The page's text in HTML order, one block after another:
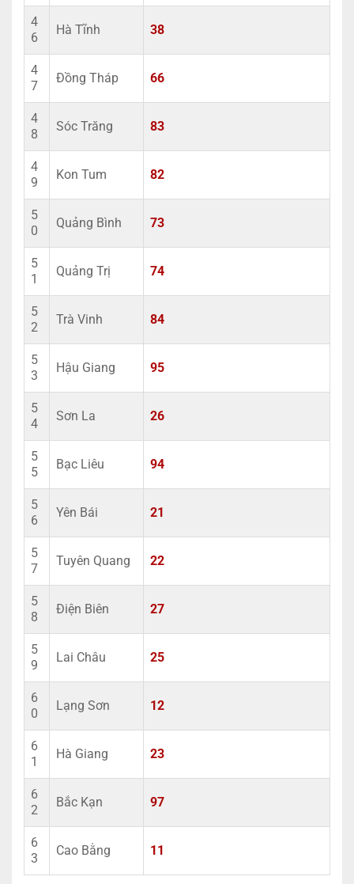
4
6
Hà Tĩnh 38
4
7
Đồng Tháp 66
4
8
Sóc Trăng 83
4
9
Kon Tum 82
5
0
Quảng Bình 73
5
1
Quảng Trị 74
5
2
Trà Vinh 84
5
3
Hậu Giang 95
5
4
Sơn La 26
5
5
Bạc Liêu 94
5
6
Yên Bái 21
5
7
Tuyên Quang 22
5
8
Điện Biên 27
5
9
Lai Châu 25
6
0
Lạng Sơn 12
6
1
Hà Giang 23
6
2
Bắc Kạn 97
6
3
Cao Bằng 11